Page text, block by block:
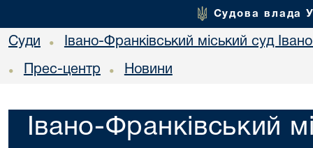
Судова влада
Суди • Івано-Франківський міський суд
• Прес-центр • Новини
Івано-Франківський